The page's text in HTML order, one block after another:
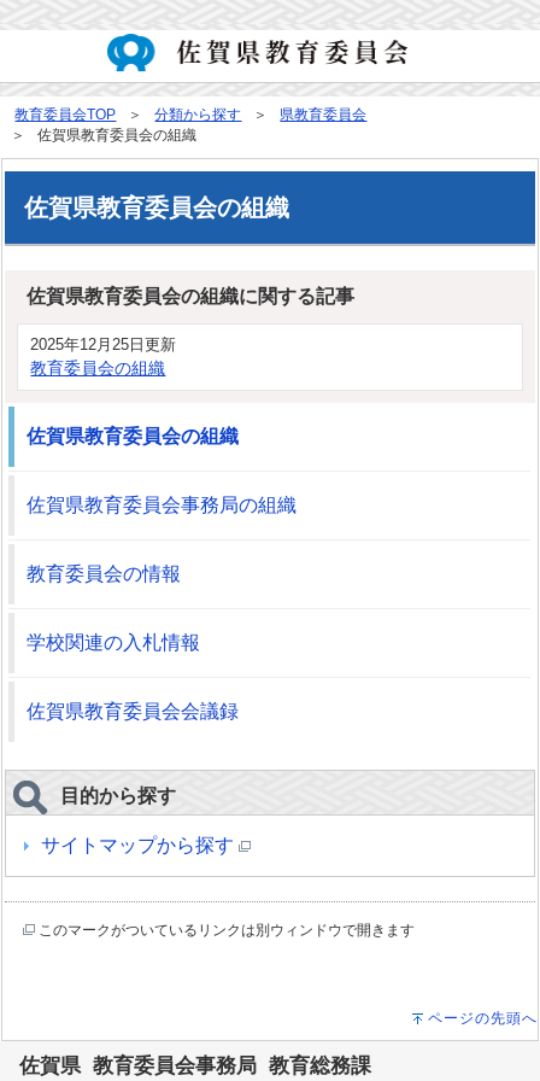
教育委員会TOP 分類から探す
県教育委員会
佐賀県教育委員会の組織
佐賀県教育委員会の組織
佐賀県教育委員会の組織に関する記事
2025年12月25日更新
教育委員会の組織
佐賀県教育委員会の組織
佐賀県教育委員会事務局の組織
教育委員会の情報
学校関連の入札情報
佐賀県教育委員会会議録
目的から探す
サイトマップから探す
このマークがついているリンクは別ウィンドウで開きます
ページの先頭へ
佐賀県 教育委員会事務局 教育総務課